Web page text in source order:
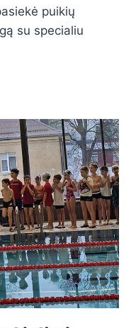
puikių
su specialiu